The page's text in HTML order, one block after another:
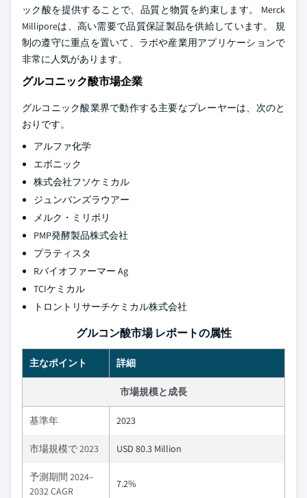
ック酸を提供することで、品質と物質を約束します。 Merck
Milliporeは、高い需要で品質保証製品を供給しています。 規
制の遵守に重点を置いて、ラボや産業用アプリケーションで
非常に人気があります。
グルコニック酸市場企業
グルコニック酸業界で動作する主要なプレーヤーは、次のと
おりです。
アルファ化学
エボニック
株式会社フソケミカル
ジュンバンズラウアー
メルク・ミリポリ
PMP発酵製品株式会社
プラティスタ
Rバイオファーマー Ag
TCIケミカル
トロントリサーチケミカル株式会社
グルコン酸市場 レポートの属性
主なポイント 詳細
市場規模と成長
基準年 2023
市場規模で 2023 USD 80.3 Million
予測期間 2024–
2032 CAGR
7.2%